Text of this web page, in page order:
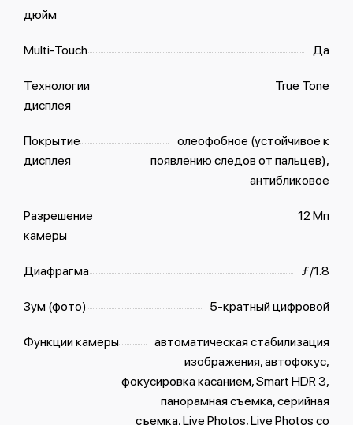
дюйм
Multi-Touch Да
Технологии
дисплея
True Tone
Покрытие
дисплея
олеофобное (устойчивое к
появлению следов от пальцев),
антибликовое
Разрешение
камеры
12 Мп
Диафрагма ƒ/1.8
Зум (фото) 5-кратный цифровой
Функции камеры
автоматическая стабилизация
изображения, автофокус,
фокусировка касанием, Smart HDR 3,
панорамная съемка, серийная
съемка, Live Photos, Live Photos со